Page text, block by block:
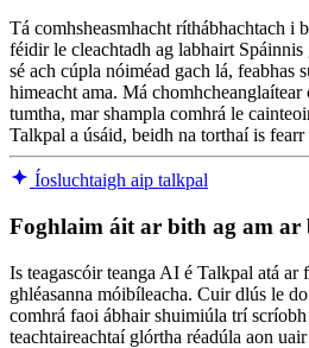
Tá comhsheasmhacht ríthábhachtach i
féidir le cleachtadh ag labhairt
sé ach cúpla nóiméad gach lá, feabhas
himeacht ama. Má chomhcheanglaítear
tumtha, mar shampla comhrá le
Talkpal a úsáid, beidh na torthaí is fearr
Íosluchtaigh aip talkpal
Foghlaim áit ar bith ag am ar
Is teagascóir teanga AI é Talkpal atá ar
ghléasanna móibíleacha. Cuir dlús le
comhrá faoi ábhair shuimiúla trí
teachtaireachtaí glórtha réadúla aon